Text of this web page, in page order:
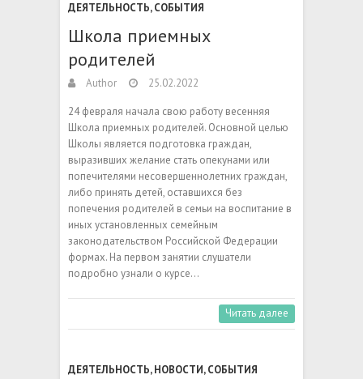
ДЕЯТЕЛЬНОСТЬ,СОБЫТИЯ
Школа приемных
родителей
Author 25.02.2022
24 февраля начала свою работу весенняя
Школа приемных родителей. Основной целью
Школы является подготовка граждан,
выразивших желание стать опекунами или
попечителями несовершеннолетних граждан,
либо принять детей, оставшихся без
попечения родителей в семьи на воспитание в
иных установленных семейным
законодательством Российской Федерации
формах. На первом занятии слушатели
подробно узнали о курсе…
Читать далее
ДЕЯТЕЛЬНОСТЬ,НОВОСТИ,СОБЫТИЯ